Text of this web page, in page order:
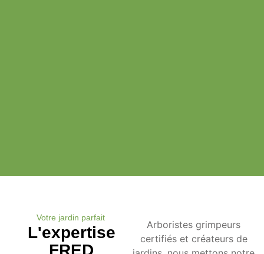
Votre jardin parfait
L'expertise
FRED
Arboristes grimpeurs
certifiés et créateurs de